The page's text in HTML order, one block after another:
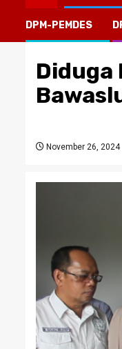
DPM-PEMDES
Diduga
November 26, 2024